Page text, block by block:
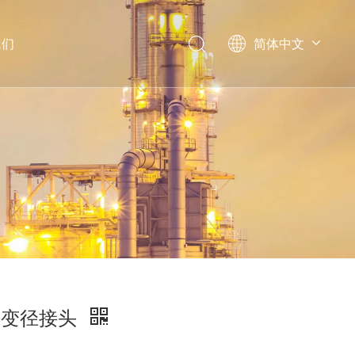
简体中文
English
径接头